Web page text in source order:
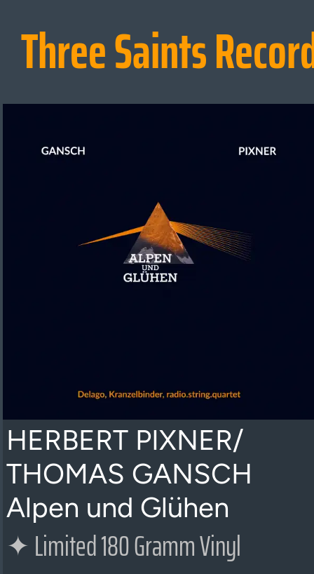
Three Saints
HERBERT PIXNER/
THOMAS GANSCH
Alpen und Glühen
✦Limited 180 Gramm Vinyl